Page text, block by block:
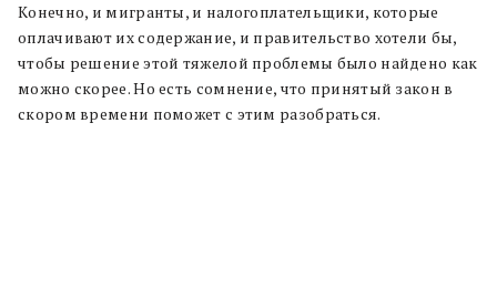
Конечно, и мигранты, и налогоплательщики, которые
оплачивают их содержание, и правительство хотели бы,
чтобы решение этой тяжелой проблемы было найдено как
можно скорее. Но есть сомнение, что принятый закон в
скором времени поможет с этим разобраться.